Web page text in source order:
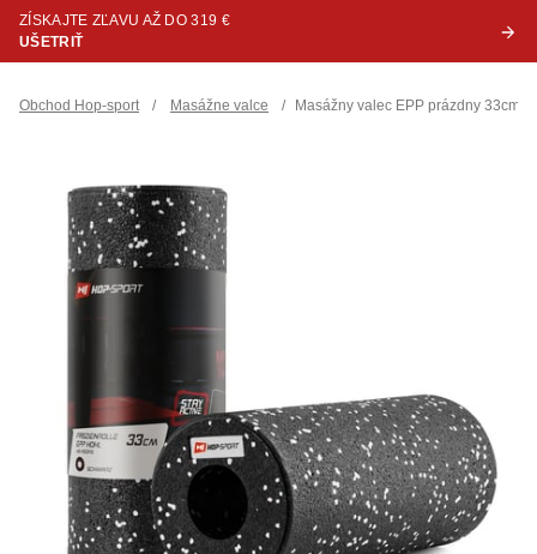
ZÍSKAJTE ZĽAVU AŽ DO 319 €
UŠETRIŤ
Obchod Hop-sport / Masážne valce / Masážny valec EPP prázdny 33cm